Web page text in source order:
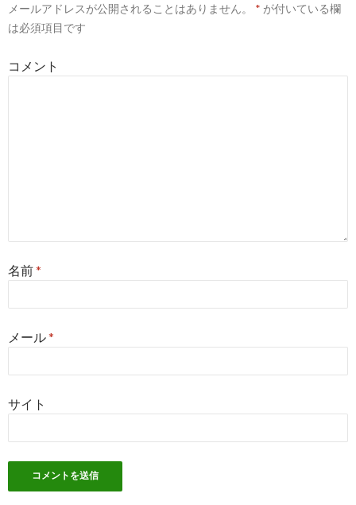
シ
ン
メールアドレスが公開されることはありません。 * が付いている欄
は必須項目です
コメント
名前*
メール*
サイト